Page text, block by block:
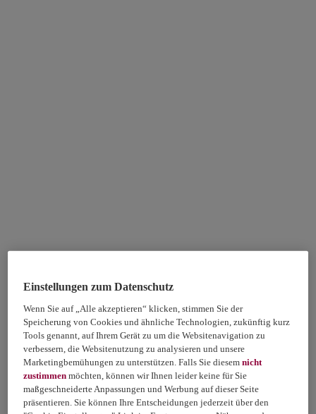
Einstellungen zum Datenschutz
Wenn Sie auf „Alle akzeptieren“ klicken, stimmen Sie der
Speicherung von Cookies und ähnliche Technologien, zukünftig kurz
Tools genannt, auf Ihrem Gerät zu um die Websitenavigation zu
verbessern, die Websitenutzung zu analysieren und unsere
Marketingbemühungen zu unterstützen. Falls Sie diesemnicht
zustimmen möchten, können wir Ihnen leider keine für Sie
maßgeschneiderte Anpassungen und Werbung auf dieser Seite
präsentieren. Sie können Ihre Entscheidungen jederzeit über den